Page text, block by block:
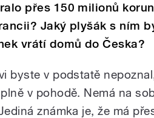
přes 150 milionů
Jaký plyšák s ním
vrátí domů do Česka?
byste v podstatě
v pohodě. Nemá na
známka je, že má